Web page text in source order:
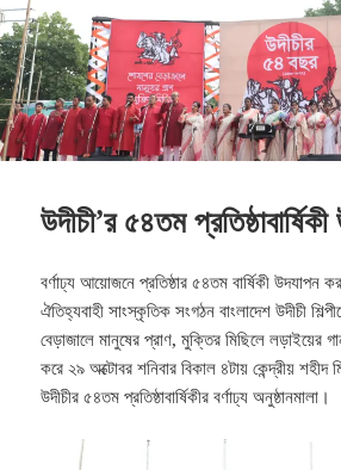
উদীচী’র ৫৪তম
বর্ণাঢ্য আয়োজনে প্রতিষ্ঠার ৫৪তম বার্ষিকী উদযাপন
ঐতিহ্যবাহী সাংস্কৃতিক সংগঠন বাংলাদেশ উদীচী
বেড়াজালে মানুষের প্রাণ, মুক্তির মিছিলে লড়াইয়ের
করে ২৯ অক্টোবর শনিবার বিকাল ৪টায় কেন্দ্রীয়
উদীচীর ৫৪তম প্রতিষ্ঠাবার্ষিকীর বর্ণাঢ্য অনুষ্ঠানমালা।